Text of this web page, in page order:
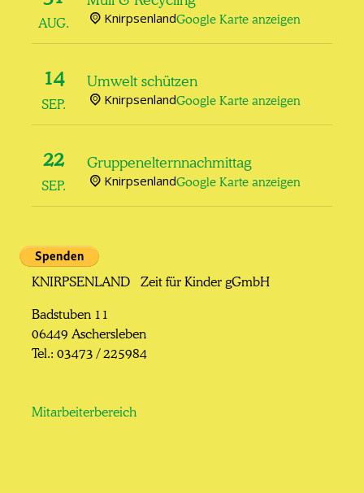
AUG. KnirpsenlandGoogle Karte anzeigen
14
SEP.
Umwelt schützen
KnirpsenlandGoogle Karte anzeigen
22
SEP.
Gruppenelternnachmittag
KnirpsenlandGoogle Karte anzeigen
KNIRPSENLAND Zeit für Kinder gGmbH
Badstuben 11
06449 Aschersleben
Tel.: 03473 / 225984
Mitarbeiterbereich